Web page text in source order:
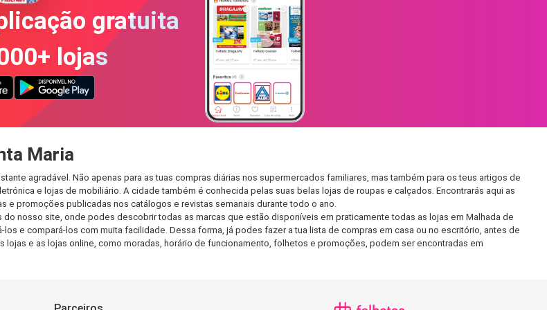
gratuita
lojas
Maria
agradável. Não apenas para as tuas compras diárias nos supermercados familiares, mas também para os teus artigos de
e lojas de mobiliário. A cidade também é conhecida pelas suas belas lojas de roupas e calçados. Encontrarás aqui as
promoções publicadas nos catálogos e revistas semanais durante todo o ano.
nosso site, onde podes descobrir todas as marcas que estão disponíveis em praticamente todas as lojas em Malhada de
e compará-los com muita facilidade. Dessa forma, já podes fazer a tua lista de compras em casa ou no escritório, antes de
e as lojas online, como moradas, horário de funcionamento, folhetos e promoções, podem ser encontradas em